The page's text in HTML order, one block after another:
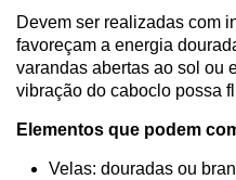
Devem ser realizadas com
favoreçam a energia
varandas abertas ao sol ou
vibração do caboclo possa
Elementos que podem
Velas: douradas ou